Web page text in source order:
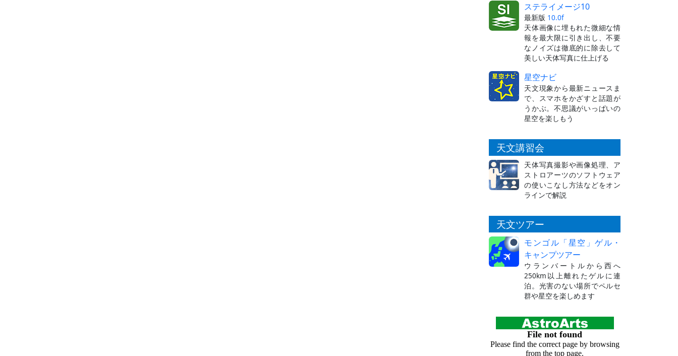
ステライメージ10
最新版 10.0f
天体画像に埋もれた微細な情
報を最大限に引き出し、不要
なノイズは徹底的に除去して
美しい天体写真に仕上げる
星空ナビ
天文現象から最新ニュースま
で、スマホをかざすと話題が
うかぶ。不思議がいっぱいの
星空を楽しもう
天文講習会
天体写真撮影や画像処理、ア
ストロアーツのソフトウェア
の使いこなし方法などをオン
ラインで解説
天文ツアー
モンゴル「星空」ゲル・
キャンプツアー
ウランバートルから西へ
250km以上離れたゲルに連
泊。光害のない場所でペルセ
群や星空を楽しめます